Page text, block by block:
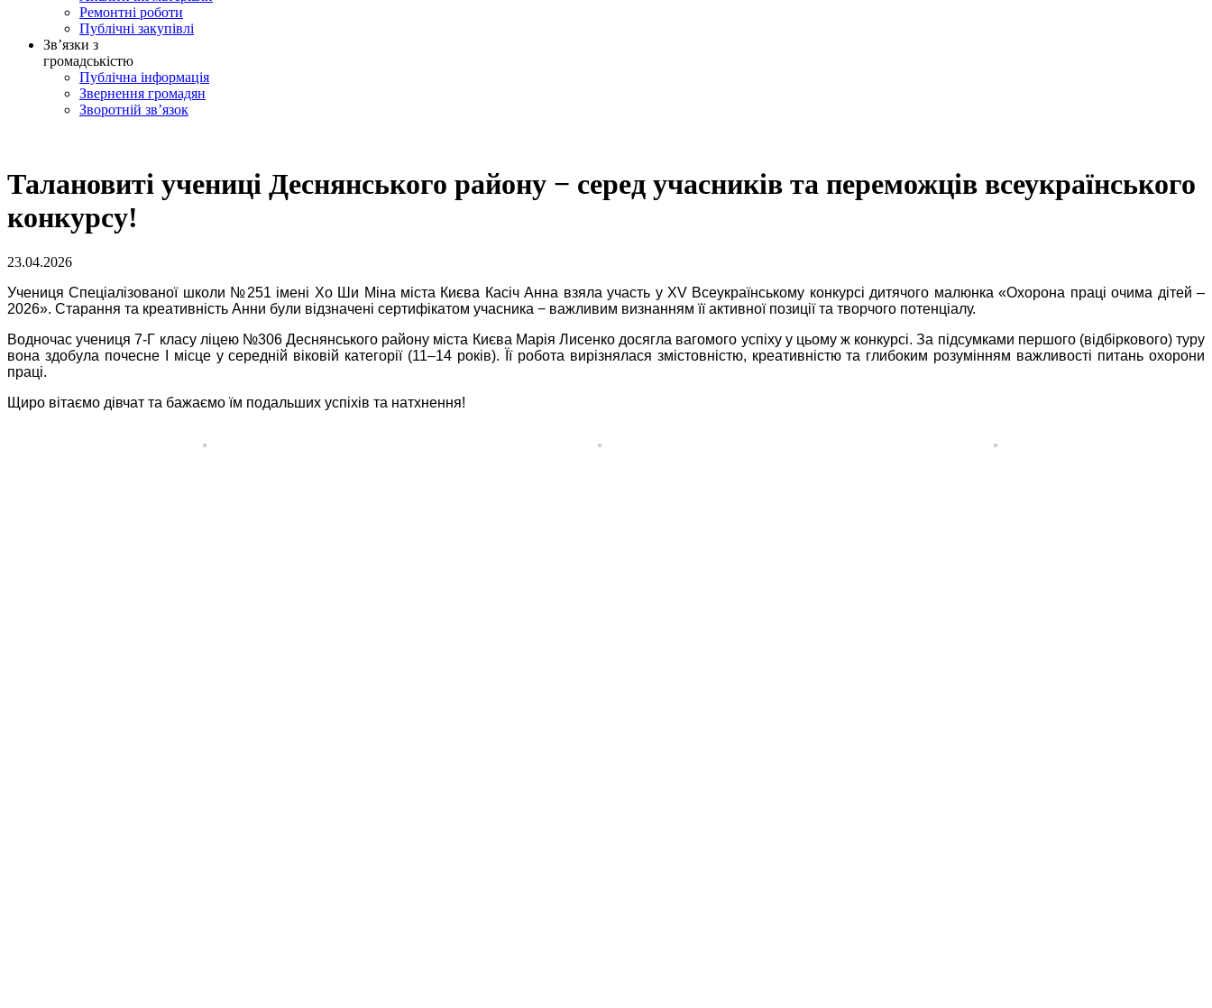
Ремонтні роботи
Публічні закупівлі
Зв’язки з
громадськістю
Публічна інформація
Звернення громадян
Зворотній зв’язок
Талановиті учениці Деснянського району − серед учасників та переможців всеукраїнського
конкурсу!
23.04.2026
Учениця Спеціалізованої школи №251 імені Хо Ши Міна міста Києва Касіч Анна взяла участь у XV Всеукраїнському конкурсі дитячого малюнка «Охорона праці очима дітей –
2026». Старання та креативність Анни були відзначені сертифікатом учасника − важливим визнанням її активної позиції та творчого потенціалу.
Водночас учениця 7-Г класу ліцею №306 Деснянського району міста Києва Марія Лисенко досягла вагомого успіху у цьому ж конкурсі. За підсумками першого (відбіркового) туру
вона здобула почесне І місце у середній віковій категорії (11–14 років). Її робота вирізнялася змістовністю, креативністю та глибоким розумінням важливості питань охорони
праці.
Щиро вітаємо дівчат та бажаємо їм подальших успіхів та натхнення!